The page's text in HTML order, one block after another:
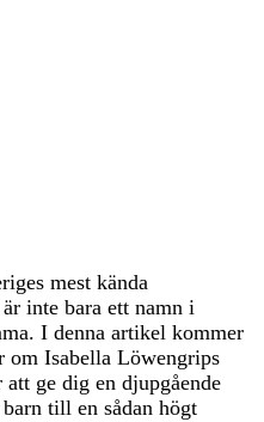
mest kända
inte bara ett namn i
I denna artikel kommer
om Isabella Löwengrips
ge dig en djupgående
till en sådan högt